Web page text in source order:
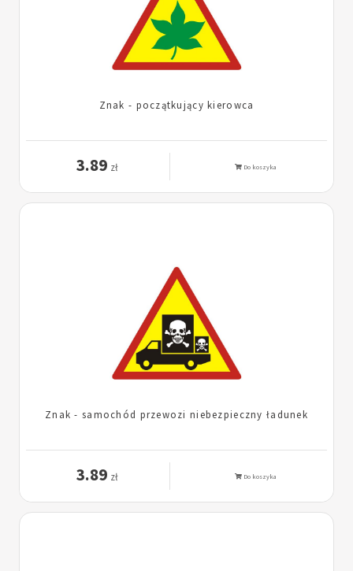
Znak - początkujący kierowca
3.89 zł Do koszyka
Znak - samochód przewozi niebezpieczny ładunek
3.89 zł Do koszyka